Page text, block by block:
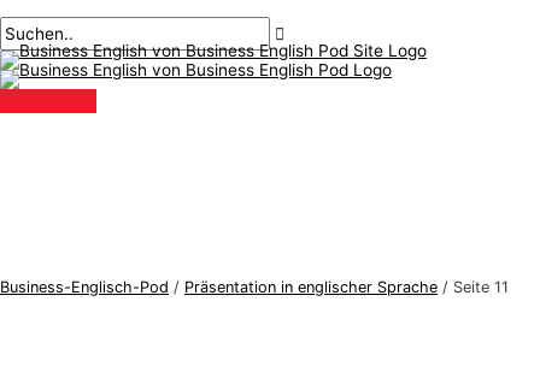
Inhalt
springen
Business-Englisch-Pod / Präsentation in englischer Sprache / Seite 11
Paginierung
B
u
s
i
S
u
c
h